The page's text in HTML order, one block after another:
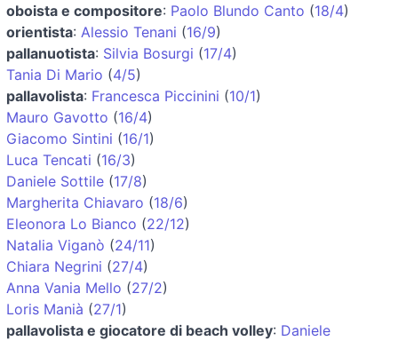
oboista e compositore: Paolo Blundo Canto (18/4)
orientista: Alessio Tenani (16/9)
pallanuotista: Silvia Bosurgi (17/4)
Tania Di Mario (4/5)
pallavolista: Francesca Piccinini (10/1)
Mauro Gavotto (16/4)
Giacomo Sintini (16/1)
Luca Tencati (16/3)
Daniele Sottile (17/8)
Margherita Chiavaro (18/6)
Eleonora Lo Bianco (22/12)
Natalia Viganò (24/11)
Chiara Negrini (27/4)
Anna Vania Mello (27/2)
Loris Manià (27/1)
pallavolista e giocatore di beach volley: Daniele